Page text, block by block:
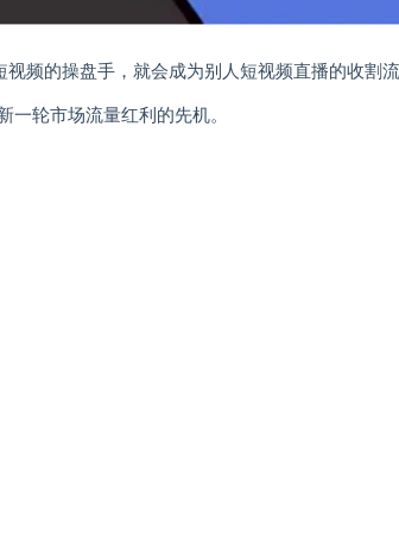
频的操盘手，就会成为别人短视频直播的收割流
一轮市场流量红利的先机。